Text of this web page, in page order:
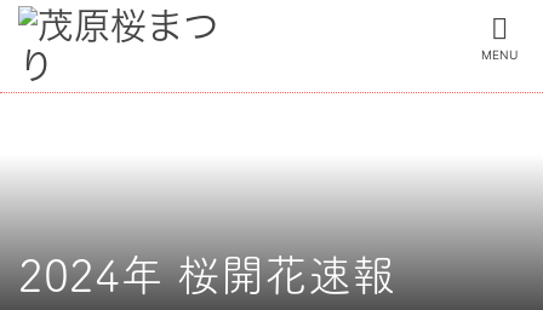
MENU
2024年 桜開花速報